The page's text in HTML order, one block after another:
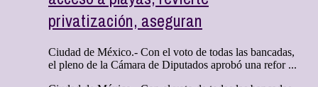
privatización, aseguran
Ciudad de México.- Con el voto de todas las bancadas,
el pleno de la Cámara de Diputados aprobó una refor ...